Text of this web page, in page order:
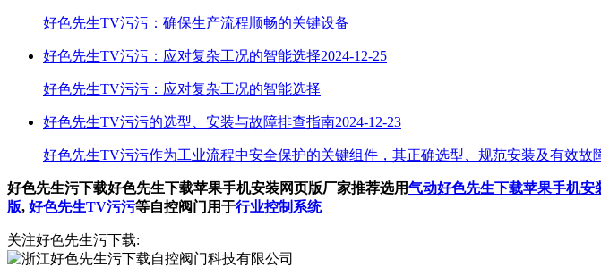
好色先生TV污污：确保生产流程顺畅的关键设备
好色先生TV污污：应对复杂工况的智能选择2024-12-25
好色先生TV污污：应对复杂工况的智能选择
好色先生TV污污的选型、安装与故障排查指南2024-12-23
好色先生TV污污作为工业流程中安全保护的关键组件，其正确选型、规范安装及有
好色先生污下载好色先生下载苹果手机安装网页版厂家推荐选用气动好色先生下载苹果手机安
版, 好色先生TV污污等自控阀门用于行业控制系统
关注好色先生污下载: